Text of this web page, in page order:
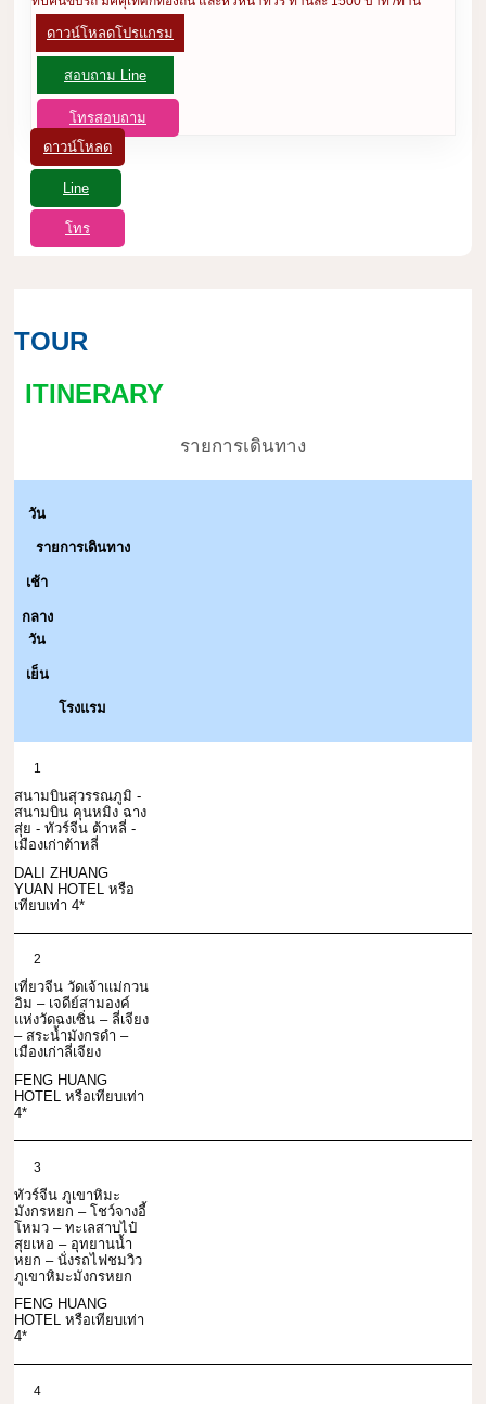
ดาวน์โหลดโปรแกรม
สอบถาม Line
โทรสอบถาม
ดาวน์โหลด
Line
โทร
TOUR
ITINERARY
รายการเดินทาง
วัน
รายการเดินทาง
เช้า
กลาง
วัน
เย็น
โรงแรม
1
สนามบินสุวรรณภูมิ -
สนามบิน คุนหมิง ฉาง
สุ่ย - ทัวร์จีน ต้าหลี่ -
เมืองเก่าต้าหลี่
DALI ZHUANG
YUAN HOTEL หรือ
เทียบเท่า 4*
2
เที่ยวจีน วัดเจ้าแม่กวน
อิม – เจดีย์สามองค์
แห่งวัดฉงเซิ่น – ลี่เจียง
– สระน้ำมังกรดำ –
เมืองเก่าลี่เจียง
FENG HUANG
HOTEL หรือเทียบเท่า
4*
3
ทัวร์จีน ภูเขาหิมะ
มังกรหยก – โชว์จางอี้
โหมว – ทะเลสาบไป๋
สุยเหอ – อุทยานน้ำ
หยก – นั่งรถไฟชมวิว
ภูเขาหิมะมังกรหยก
FENG HUANG
HOTEL หรือเทียบเท่า
4*
4